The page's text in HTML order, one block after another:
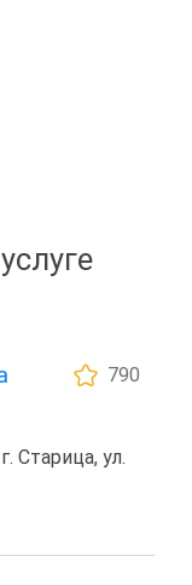
790
Старица, ул.